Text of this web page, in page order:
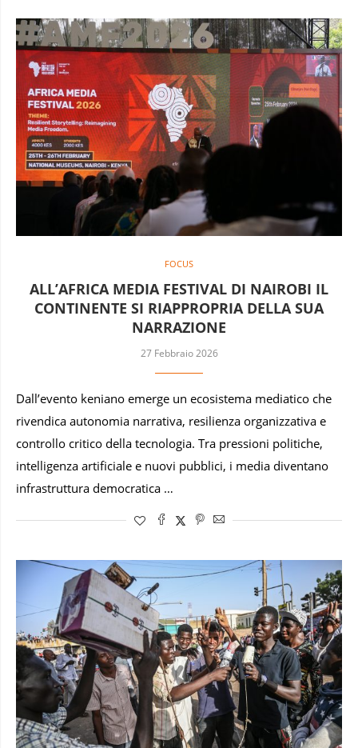
FOCUS
ALL’AFRICA MEDIA FESTIVAL DI NAIROBI IL
CONTINENTE SI RIAPPROPRIA DELLA SUA
NARRAZIONE
27 Febbraio 2026
Dall’evento keniano emerge un ecosistema mediatico che
rivendica autonomia narrativa, resilienza organizzativa e
controllo critico della tecnologia. Tra pressioni politiche,
intelligenza artificiale e nuovi pubblici, i media diventano
infrastruttura democratica …